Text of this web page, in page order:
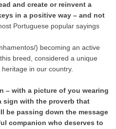
and create or reinvent a
in a positive way – and not
Portuguese popular sayings
) becoming an active
breed, considered a unique
in our country.
– with a picture of you wearing
sign with the proverb that
be passing down the message
companion who deserves to